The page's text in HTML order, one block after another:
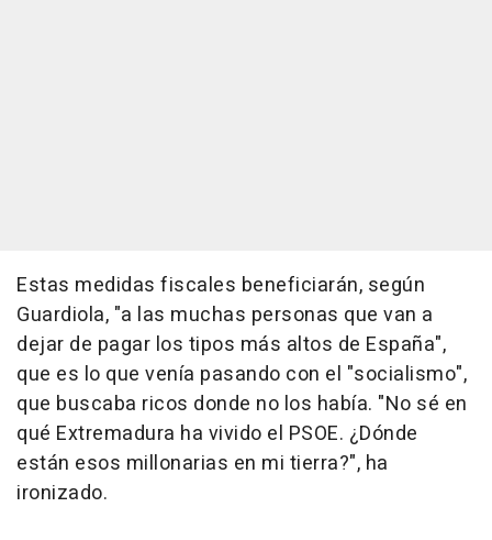
Estas medidas fiscales beneficiarán, según
Guardiola, "a las muchas personas que van a
dejar de pagar los tipos más altos de España",
que es lo que venía pasando con el "socialismo",
que buscaba ricos donde no los había. "No sé en
qué Extremadura ha vivido el PSOE. ¿Dónde
están esos millonarias en mi tierra?", ha
ironizado.